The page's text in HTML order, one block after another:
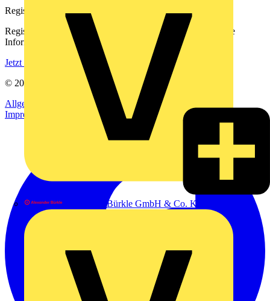
Alexander Bürkle GmbH & Co. KG
Registrierung
Registrieren Sie sich kostenlos und erhalten Sie stets aktuelle
Informationen aus der Elektroindustrie.
Jetzt registrieren
© 2002-
Voltimum
Allgemeine Geschäftsbedingungen
Datenschutzerklärung
Impressum